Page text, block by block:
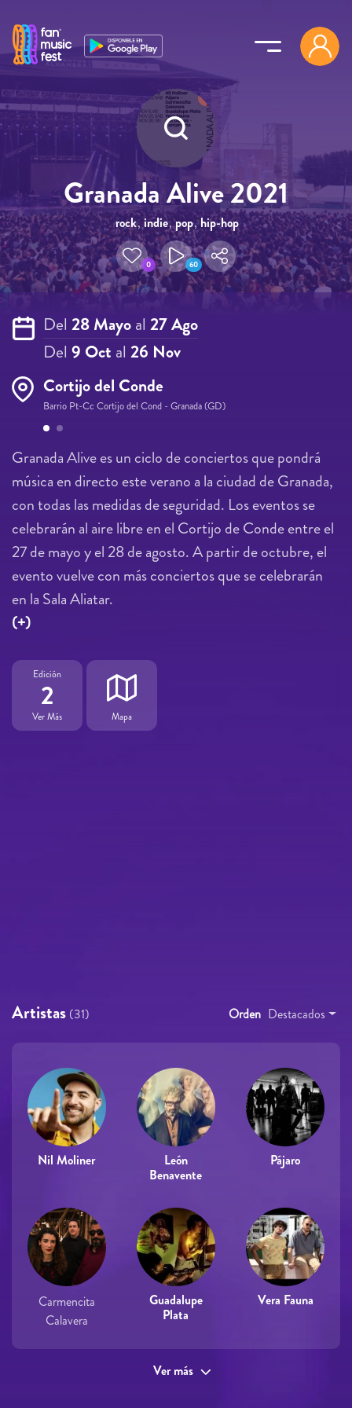
Granada Alive 2021
rock, indie, pop,hip-hop
0 60
Del 28 Mayoal 27 Ago
Del 9 Oct al 26 Nov
Cortijo del Conde
Barrio Pt-Cc Cortijo del Cond - Granada (GD)
Páginas
Granada Alive es un ciclo de conciertos que pondrá
música en directo este verano a la ciudad de Granada,
con todas las medidas de seguridad. Los eventos se
celebrarán al aire libre en el Cortijo de Conde entre el
27 de mayo y el 28 de agosto. A partir de octubre, el
evento vuelve con más conciertos que se celebrarán
en la Sala Aliatar.
(+)
Edición
2
Ver Más Mapa
Artistas (31) Orden Destacados
Nil Moliner
León
Benavente
Pájaro
Carmencita
Calavera
Guadalupe
Plata
Vera Fauna
Ver más